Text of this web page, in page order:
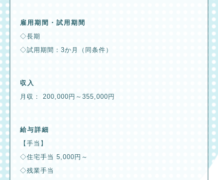
雇用期間・試用期間
◇長期
◇試用期間：3か月（同条件）
収入
月収： 200,000円～355,000円
給与詳細
【手当】
◇住宅手当 5,000円～
◇残業手当